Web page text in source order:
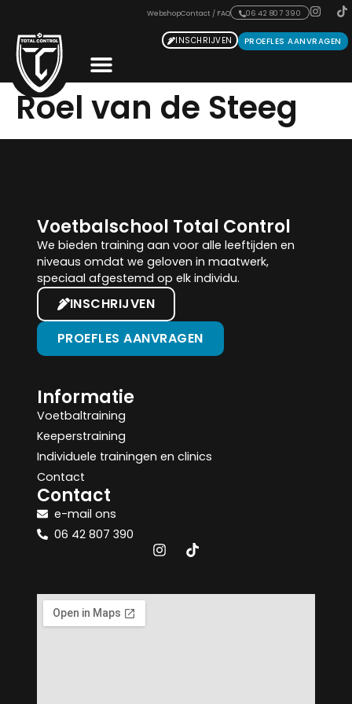
WebshopContact / FAQ 06 42 807 390
INSCHRIJVEN PROEFLES AANVRAGEN
Roel van de Steeg
Voetbalschool Total Control
We bieden training aan voor alle leeftijden en
niveaus omdat we geloven in maatwerk,
speciaal afgestemd op elk individu.
INSCHRIJVEN
PROEFLES AANVRAGEN
Informatie
Voetbaltraining
Keeperstraining
Individuele trainingen en clinics
Contact
Contact
e-mail ons
06 42 807 390